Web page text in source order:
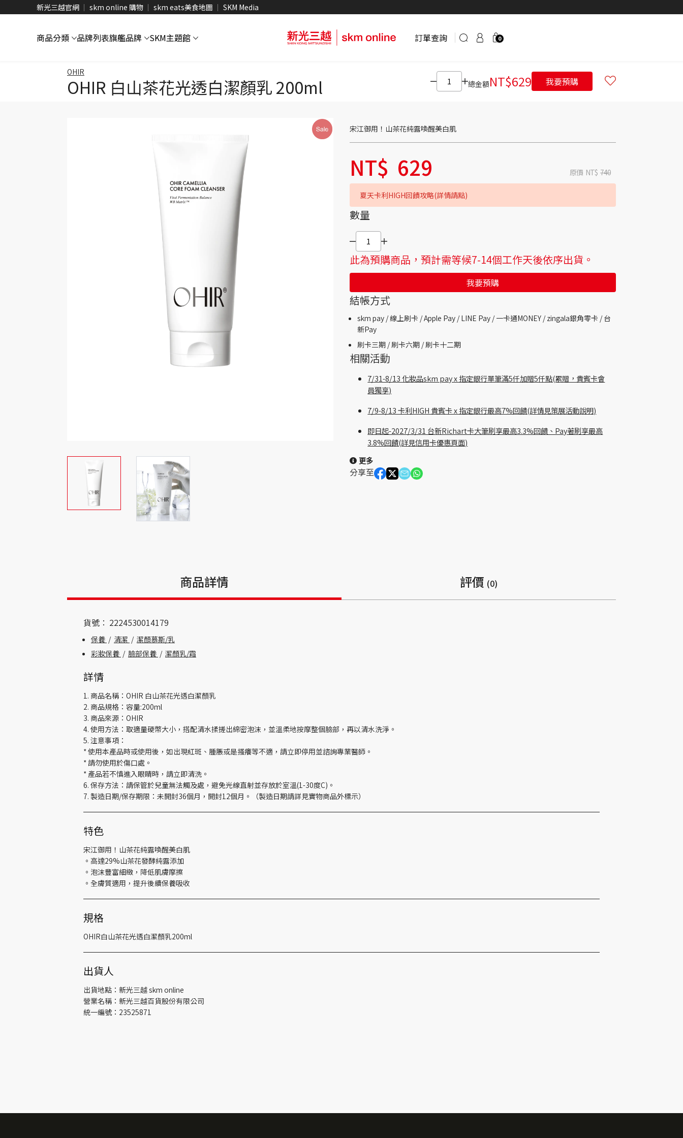
新光三越官網 skm online 購物 skm eats美食地圖 SKM Media
商品分類 品牌列表旗艦品牌 SKM主題館 訂單查詢 0
OHIR
OHIR 白山茶花光透白潔顏乳 200ml 總金額NT$629 我要預購
宋江御用！山茶花純露喚醒美白肌
NT$ 629 原價 NT$ 740
夏天卡利HIGH回饋攻略(詳情請點)
數量
此為預購商品，預計需等候7-14個工作天後依序出貨。
我要預購
結帳方式
skm pay /線上刷卡 / Apple Pay /LINE Pay / 一卡通MONEY /zingala銀角零卡 /台
新Pay
刷卡三期 /刷卡六期 /刷卡十二期
相關活動
7/31-8/13 化妝品skm pay x 指定銀行單筆滿5仟加贈5仟點(累贈，貴賓卡會
員獨享)
7/9-8/13 卡利HIGH 貴賓卡 x 指定銀行最高7%回饋(詳情見策展活動說明)
即日起-2027/3/31 台新Richart卡大筆刷享最高3.3%回饋、Pay著刷享最高
3.8%回饋(詳見信用卡優惠頁面)
更多
分享至
商品詳情 評價 (0)
貨號： 2224530014179
保養 / 清潔 / 潔顏慕斯/乳
彩妝保養 / 臉部保養 / 潔顏乳/霜
詳情
1. 商品名稱：OHIR 白山茶花光透白潔顏乳
2. 商品規格：容量:200ml
3. 商品來源：OHIR
4. 使用方法：取適量硬幣大小，搭配清水揉搓出綿密泡沫，並溫柔地按摩整個臉部，再以清水洗淨。
5. 注意事項：
* 使用本產品時或使用後，如出現紅斑、腫脹或是搔癢等不適，請立即停用並諮詢專業醫師。
* 請勿使用於傷口處。
* 產品若不慎進入眼睛時，請立即清洗。
6. 保存方法：請保管於兒童無法觸及處，避免光線直射並存放於室溫(1-30度C)。
7. 製造日期/保存期限：未開封36個月，開封12個月。（製造日期請詳見實物商品外標示）
特色
宋江御用！山茶花純露喚醒美白肌
。高達29%山茶花發酵純露添加
。泡沫豐富細緻，降低肌膚摩擦
。全膚質適用，提升後續保養吸收
規格
OHIR白山茶花光透白潔顏乳200ml
出貨人
出貨地點：新光三越 skm online
營業名稱：新光三越百貨股份有限公司
統一編號：23525871